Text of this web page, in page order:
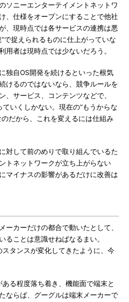
ソニーエンターテイメントネットワ
、仕様をオープンにすることで他社
、現時点では各サービスの連携は悪
で捉えられるものに仕上がっていな
用者は現時点では少ないだろう。
独自OS開発を続けるといった根気
けるのではないなら、競争ルールを
、サービス、コンテンツなどで、
いくしかない。現在の“もうからな
だから、これを変えるには仕組み
対して前のめりで取り組んでいるた
トネットワークが立ち上がらない
マイナスの影響があるだけに改善は
カーだけの都合で動いたとして、
ることは意識せねばなるまい。
タンスが変化してきたように、今
る程度落ち着き、機能面で端末と
ならば、グーグルは端末メーカーで